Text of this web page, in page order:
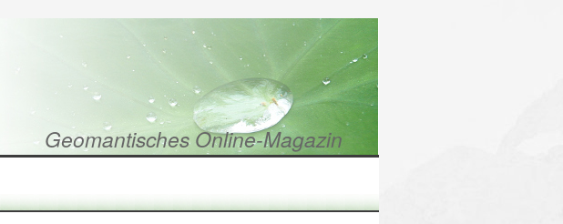
Geomantisches Online-Magazin